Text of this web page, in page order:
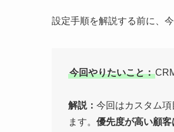
設定手順を解説する前に、
今回やりたいこと：
解説： 今回はカスタム
ます。 優先度が高い顧